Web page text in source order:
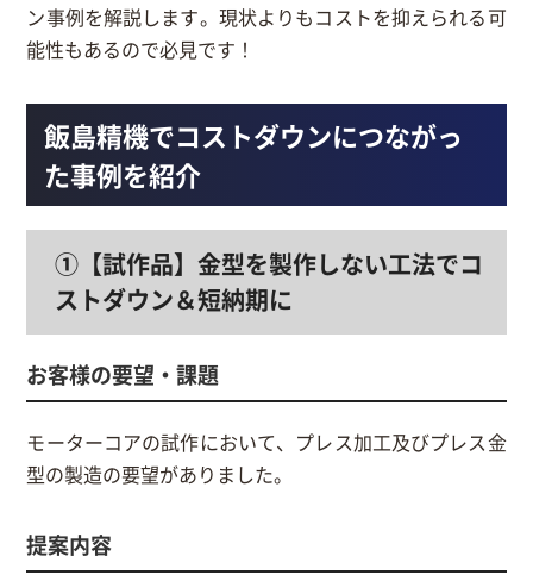
ン事例を解説します。現状よりもコストを抑えられる可
能性もあるので必見です！
飯島精機でコストダウンにつながっ
た事例を紹介
①【試作品】金型を製作しない工法でコ
ストダウン＆短納期に
お客様の要望・課題
モーターコアの試作において、プレス加工及びプレス金
型の製造の要望がありました。
提案内容